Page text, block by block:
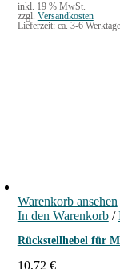
inkl. 19 % MwSt.
zzgl. Versandkosten
Lieferzeit: ca. 3-6
Warenkorb ansehen
In den Warenkorb /
Rückstellhebel für
10,72 €